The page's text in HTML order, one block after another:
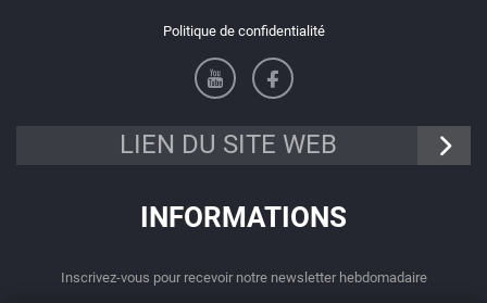
Politique de confidentialité
LIEN DU SITE WEB
INFORMATIONS
Inscrivez-vous pour recevoir notre newsletter hebdomadaire